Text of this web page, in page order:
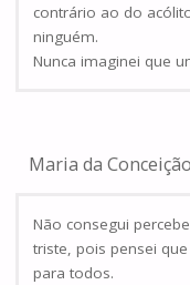
contrário ao do
ninguém.
Nunca imaginei que
Maria da
Não consegui
triste, pois pensei
para todos.